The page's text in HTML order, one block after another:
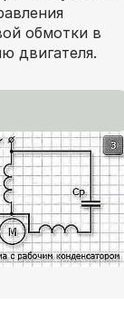
обмотки в
двигателя.